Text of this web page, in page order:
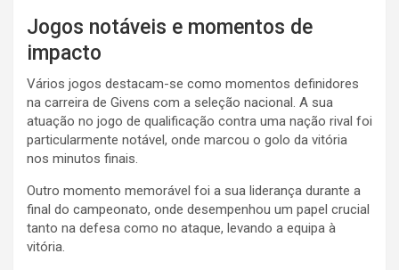
Jogos notáveis e momentos de
impacto
Vários jogos destacam-se como momentos definidores
na carreira de Givens com a seleção nacional. A sua
atuação no jogo de qualificação contra uma nação rival foi
particularmente notável, onde marcou o golo da vitória
nos minutos finais.
Outro momento memorável foi a sua liderança durante a
final do campeonato, onde desempenhou um papel crucial
tanto na defesa como no ataque, levando a equipa à
vitória.